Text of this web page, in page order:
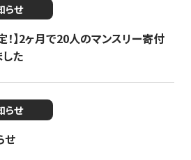
らせ
】2ヶ月で20人のマンスリー寄付
た
らせ
せ